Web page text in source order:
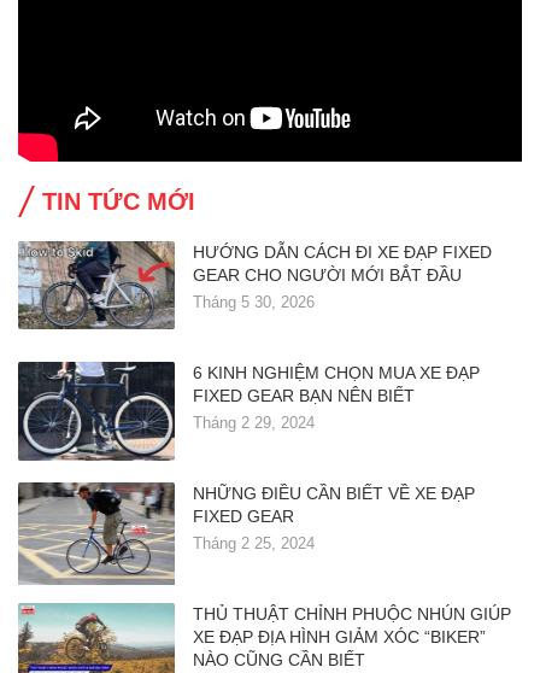
TIN TỨC MỚI
HƯỚNG DẪN CÁCH ĐI XE ĐẠP FIXED
GEAR CHO NGƯỜI MỚI BẮT ĐẦU
Tháng 5 30, 2026
6 KINH NGHIỆM CHỌN MUA XE ĐẠP
FIXED GEAR BẠN NÊN BIẾT
Tháng 2 29, 2024
NHỮNG ĐIỀU CẦN BIẾT VỀ XE ĐẠP
FIXED GEAR
Tháng 2 25, 2024
THỦ THUẬT CHỈNH PHUỘC NHÚN GIÚP
XE ĐẠP ĐỊA HÌNH GIẢM XÓC “BIKER”
NÀO CŨNG CẦN BIẾT